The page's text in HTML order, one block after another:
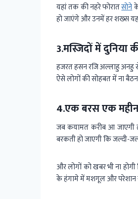
यहां तक की नहरे फोरातसोने
हो जाएंगे और उनमें हर शख्स
3.मस्जिदों में दुनिया
हजरत हसन रजि अल्लाहु अनहु
ऐसे लोगों की सोहबत में ना
4.एक बरस एक
जब कयामत करीब आ जाएगी
बरकती हो जाएगी कि जल्दी-
और लोगों को खबर भी ना
के हंगामे में मशगूल और परेशान